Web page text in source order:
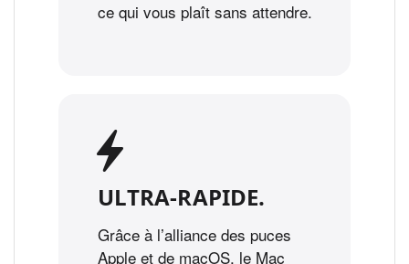
ce qui vous plaît sans attendre.
ULTRA‑RAPIDE.
Grâce à l’alliance des puces
Apple et de macOS, le Mac